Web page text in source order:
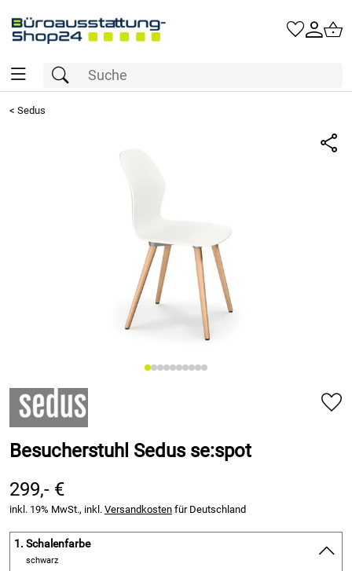
< Sedus
Besucherstuhl Sedus se:spot
299,- €
inkl. 19% MwSt., inkl. Versandkosten für Deutschland
1. Schalenfarbe
schwarz